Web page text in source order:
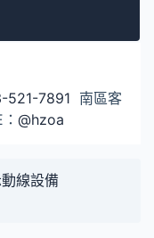
521-7891 南區客
@hzoa
線設備